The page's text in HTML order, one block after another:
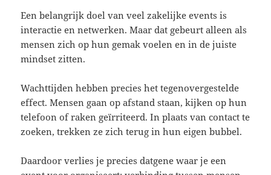
Een belangrijk doel van veel zakelijke events is
interactie en netwerken. Maar dat gebeurt alleen als
mensen zich op hun gemak voelen en in de juiste
mindset zitten.
Wachttijden hebben precies het tegenovergestelde
effect. Mensen gaan op afstand staan, kijken op hun
telefoon of raken geïrriteerd. In plaats van contact te
zoeken, trekken ze zich terug in hun eigen bubbel.
Daardoor verlies je precies datgene waar je een